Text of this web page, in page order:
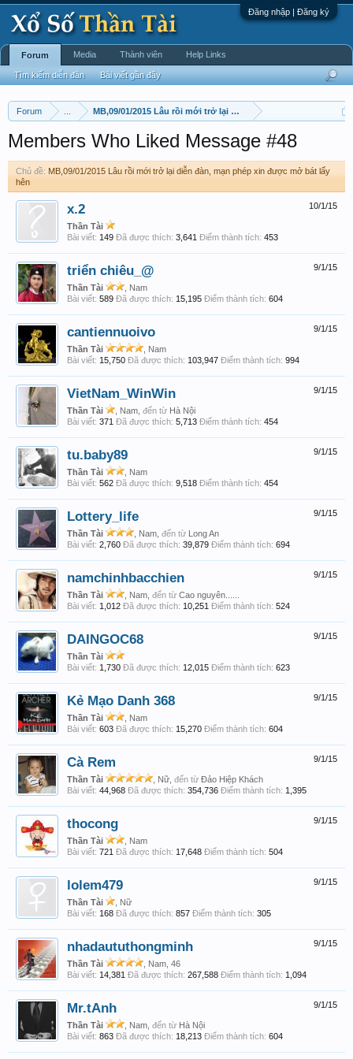
Đăng nhập | Đăng ký
Forum MB,09/01/2015 Lâu rồi mới trở lại diễn đàn, mạn phép xin
Members Who Liked Message #48
Chủ đề: MB,09/01/2015 Lâu rồi mới trở lại diễn đàn, mạn phép xin được mở bát lấy
hên
10/1/15
x.2
Thần Tài
Bài viết: 149 Đã được thích: 3,641 Điểm thành tích: 453
9/1/15
triển chiêu_@
Thần Tài
, Nam
Bài viết: 589 Đã được thích: 15,195 Điểm thành tích: 604
9/1/15
cantiennuoivo
Thần Tài
, Nam
Bài viết: 15,750 Đã được thích: 103,947 Điểm thành tích: 994
9/1/15
VietNam_WinWin
Thần Tài , Nam, đến từ Hà Nội
Bài viết: 371 Đã được thích: 5,713 Điểm thành tích: 454
9/1/15
tu.baby89
Thần Tài
, Nam
Bài viết: 562 Đã được thích: 9,518 Điểm thành tích: 454
9/1/15
Lottery_life
Thần Tài , Nam, đến từ Long An
Bài viết: 2,760 Đã được thích: 39,879 Điểm thành tích: 694
9/1/15
namchinhbacchien
Thần Tài , Nam, đến từ Cao nguyên......
Bài viết: 1,012 Đã được thích: 10,251 Điểm thành tích: 524
9/1/15
DAINGOC68
Thần Tài
Bài viết: 1,730 Đã được thích: 12,015 Điểm thành tích: 623
9/1/15
Kẻ Mạo Danh 368
Thần Tài
, Nam
Bài viết: 603 Đã được thích: 15,270 Điểm thành tích: 604
9/1/15
Cà Rem
Thần Tài , Nữ, đến từ Đảo Hiệp Khách
Bài viết: 44,968 Đã được thích: 354,736 Điểm thành tích: 1,395
9/1/15
thocong
Thần Tài
, Nam
Bài viết: 721 Đã được thích: 17,648 Điểm thành tích: 504
9/1/15
lolem479
Thần Tài
, Nữ
Bài viết: 168 Đã được thích: 857 Điểm thành tích: 305
9/1/15
nhadaututhongminh
Thần Tài
, Nam, 46
Bài viết: 14,381 Đã được thích: 267,588 Điểm thành tích: 1,094
9/1/15
Mr.tAnh
Thần Tài , Nam, đến từ Hà Nội
Bài viết: 863 Đã được thích: 18,213 Điểm thành tích: 604
Forum
Tìm kiếm diễn đàn Bài viết gần đây
Media Thành viên Help Links